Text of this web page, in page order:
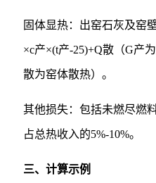
固体显热：出窑石灰及窑
×c产×(t产-25)+Q散（G产
散为窑体散热）。
其他损失：包括未燃尽燃
占总热收入的5%-10%。
三、计算示例